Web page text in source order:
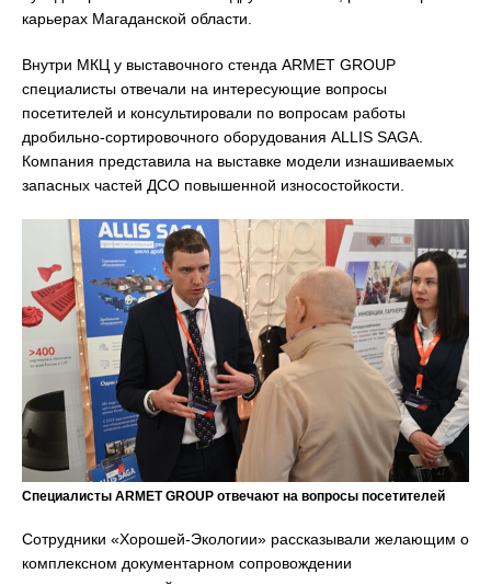
карьерах Магаданской области.
Внутри МКЦ у выставочного стенда ARMET GROUP
специалисты отвечали на интересующие вопросы
посетителей и консультировали по вопросам работы
дробильно-сортировочного оборудования ALLIS SAGA.
Компания представила на выставке модели изнашиваемых
запасных частей ДСО повышенной износостойкости.
Специалисты ARMET GROUP отвечают на вопросы посетителей
Сотрудники «Хорошей-Экологии» рассказывали желающим о
комплексном документарном сопровождении